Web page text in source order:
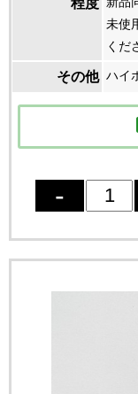
未使
くだ
その他 ハイ